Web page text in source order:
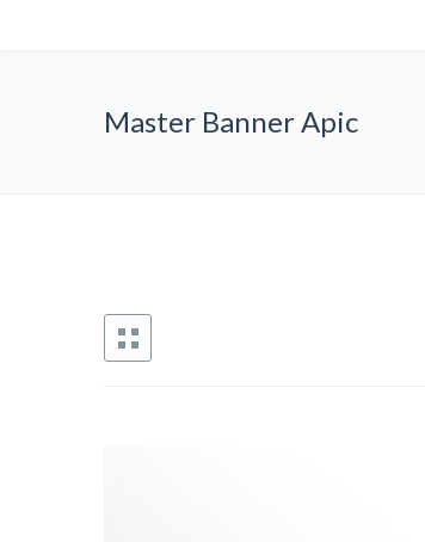
Master Banner Apic